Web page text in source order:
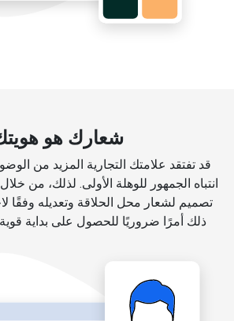
شعارك هو
قد تفتقد علامتك التجارية المزيد من
انتباه الجمهور للوهلة الأولى. لذلك، من
تصميم لشعار محل الحلاقة وتعديله وفقًا
ذلك أمرًا ضروريًا للحصول على بداية